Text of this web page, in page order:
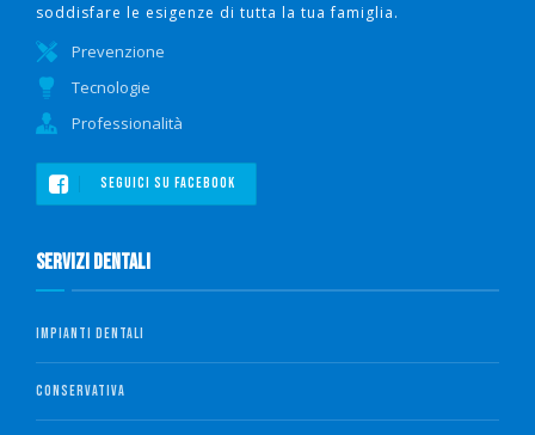
soddisfare le esigenze di tutta la tua famiglia.
Prevenzione
Tecnologie
Professionalità
SEGUICI SU FACEBOOK
Servizi Dentali
IMPIANTI DENTALI
CONSERVATIVA